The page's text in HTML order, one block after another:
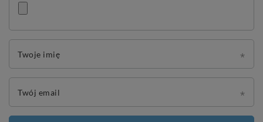
Twoje imię
Twój email